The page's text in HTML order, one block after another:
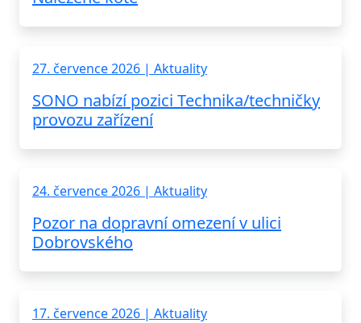
27. července 2026 | Aktuality
SONO nabízí pozici Technika/techničky
provozu zařízení
24. července 2026 | Aktuality
Pozor na dopravní omezení v ulici
Dobrovského
17. července 2026 | Aktuality